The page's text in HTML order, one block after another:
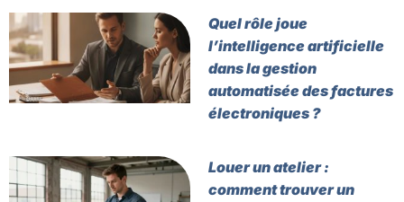
Quel rôle joue
l’intelligence artificielle
dans la gestion
automatisée des factures
électroniques ?
Louer un atelier :
comment trouver un